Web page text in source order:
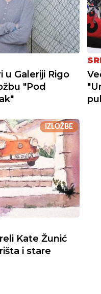
u Galeriji Rigo
"Pod
IZLOŽBE
Kate Žunić
i stare